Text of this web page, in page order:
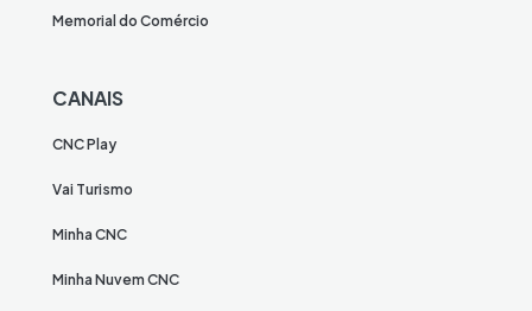
Memorial do Comércio
CANAIS
CNC Play
Vai Turismo
Minha CNC
Minha Nuvem CNC